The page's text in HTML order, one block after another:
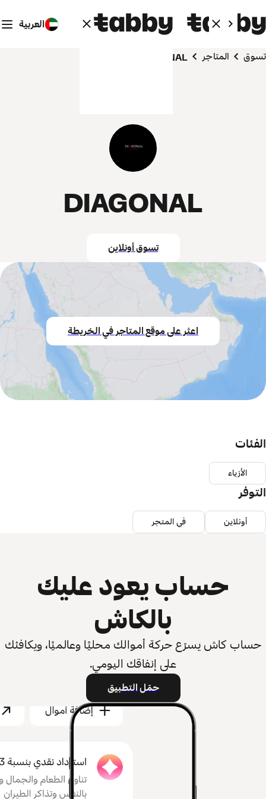
العربية
تسوق المتاجر DIAGONAL
DIAGONAL
تسوق أونلاين
اعثر على موقع المتاجر في الخريطة
الفئات
الأزياء
التوفر
أونلاين في المتجر
حساب يعود عليك
بالكاش
حساب كاش يسرّع حركة أموالك محليًا وعالميًا، ويكافئك
على إنفاقك اليومي.
حمّل التطبيق